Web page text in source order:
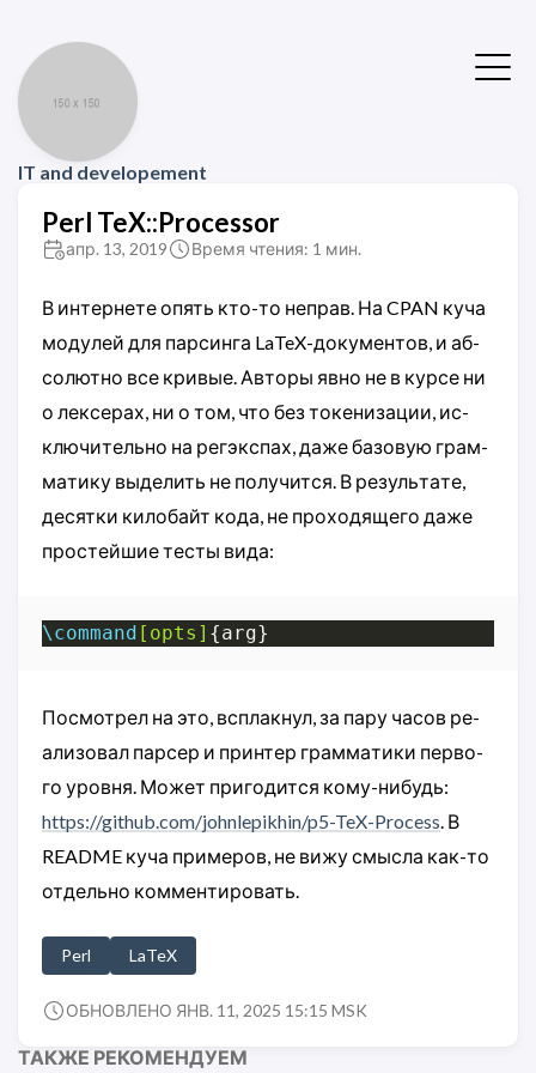
IT and developement
Perl TeX::Processor
апр. 13, 2019 Время чтения: 1 мин.
В ин­тер­не­те опять кто-то не­прав. На CPAN ку­ча
мо­ду­лей для пар­си­нга LaTeX-до­ку­мен­тов, и аб­
со­лют­но все кри­вые. Авто­ры яв­но не в кур­се ни
о лек­се­рах, ни о том, что без то­ке­ни­за­ции, ис­
клю­чи­тель­но на ре­гэкс­пах, да­же ба­зо­вую грам­
ма­ти­ку вы­де­лить не по­лу­чит­ся. В ре­зуль­та­те,
де­сят­ки ки­ло­ба­йт ко­да, не про­хо­дя­ще­го да­же
про­стей­шие тес­ты ви­да:
\command [opts]
Пос­мот­рел на это, вспла­кнул, за па­ру ча­сов ре­
али­зо­вал пар­сер и принтер грам­ма­ти­ки перво­
го уро­вня. Может при­го­дит­ся ко­му-ни­будь:
https://github.com/johnlepikhin/p5-TeX-Process. В
README ку­ча при­ме­ров, не ви­жу смыс­ла как-то
от­дель­но ком­мен­ти­ро­вать.
Perl LaTeX
ОБНОВЛЕНО ЯНВ. 11, 2025 15:15 MSK
ТАКЖЕ РЕКОМЕНДУЕМ